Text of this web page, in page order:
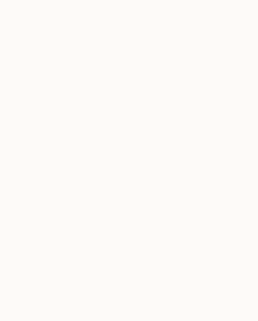
de l’eau, les
naturellement
huiles peuvent